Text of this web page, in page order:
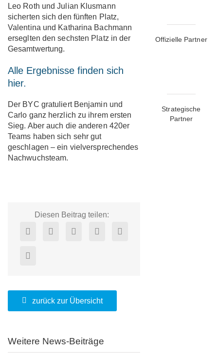
Leo Roth und Julian Klusmann
sicherten sich den fünften Platz,
Valentina und Katharina Bachmann
erseglten den sechsten Platz in der
Gesamtwertung.
Alle Ergebnisse finden sich
hier.
Der BYC gratuliert Benjamin und
Carlo ganz herzlich zu ihrem ersten
Sieg. Aber auch die anderen 420er
Teams haben sich sehr gut
geschlagen – ein vielversprechendes
Nachwuchsteam.
Diesen Beitrag teilen:
zurück zur Übersicht
Weitere News-Beiträge
Offizielle Partner
Strategische
Partner